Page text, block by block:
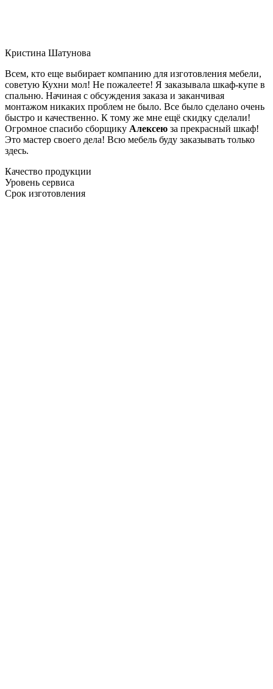
Кристина Шатунова
Всем, кто еще выбирает компанию для изготовления мебели,
советую Кухни мол! Не пожалеете! Я заказывала шкаф-купе в
спальню. Начиная с обсуждения заказа и заканчивая
монтажом никаких проблем не было. Все было сделано очень
быстро и качественно. К тому же мне ещё скидку сделали!
Огромное спасибо сборщику Алексею за прекрасный шкаф!
Это мастер своего дела! Всю мебель буду заказывать только
здесь.
Качество продукции
Уровень сервиса
Срок изготовления